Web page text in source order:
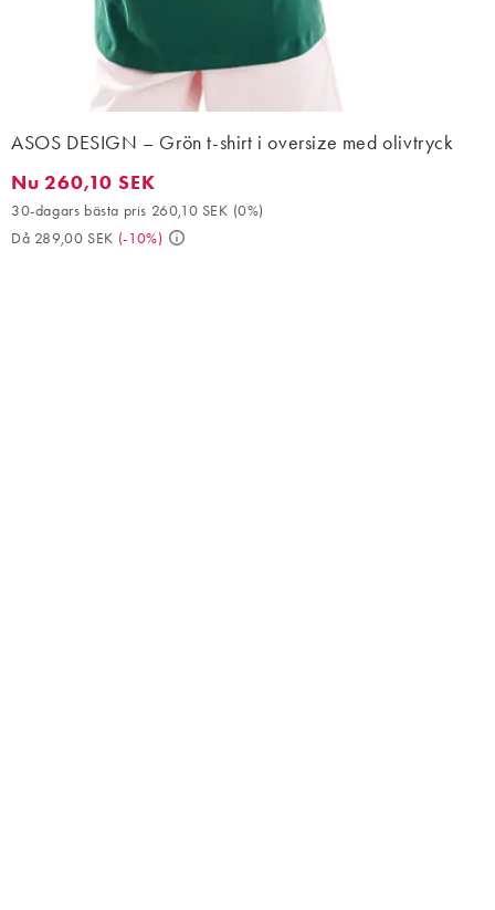
ASOS DESIGN – Grön t-shirt i oversize med olivtryck
Nu 260,10 SEK. 30-dagars bästa pris 260,10 SEK (0%). Då
Nu 260,10 SEK
30-dagars bästa pris 260,10 SEK (0%)
Då 289,00 SEK (-10%)